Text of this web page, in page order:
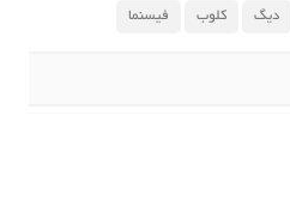
دیگ کلوب فیسنما